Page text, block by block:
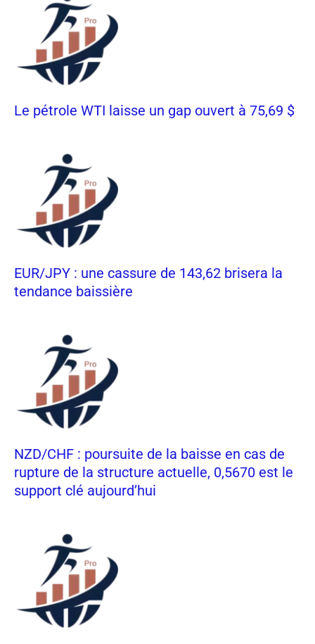
Le pétrole WTI laisse un gap ouvert à 75,69 $
EUR/JPY : une cassure de 143,62 brisera la
tendance baissière
NZD/CHF : poursuite de la baisse en cas de
rupture de la structure actuelle, 0,5670 est le
support clé aujourd’hui